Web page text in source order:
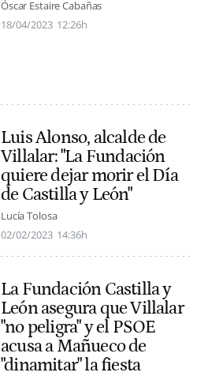
Óscar Estaire Cabañas
18/04/2023 12:26h
Luis Alonso, alcalde de
Villalar: "La Fundación
quiere dejar morir el Día
de Castilla y León"
Lucía Tolosa
02/02/2023 14:36h
La Fundación Castilla y
León asegura que Villalar
"no peligra" y el PSOE
acusa a Mañueco de
"dinamitar" la fiesta